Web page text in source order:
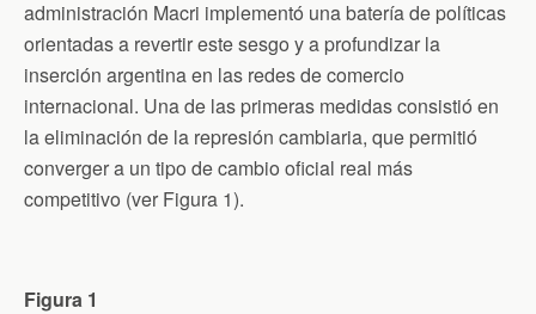
administración Macri implementó una batería de políticas
orientadas a revertir este sesgo y a profundizar la
inserción argentina en las redes de comercio
internacional. Una de las primeras medidas consistió en
la eliminación de la represión cambiaria, que permitió
converger a un tipo de cambio oficial real más
competitivo (ver Figura 1).
Figura 1